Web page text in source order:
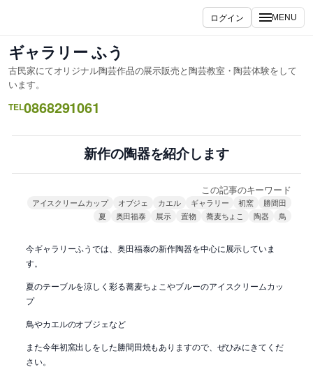
ス
キ
ッ
プ
ログイン MENU
ギャラリー ふう
古民家にてオリジナル陶芸作品の展示販売と陶芸教室・陶芸体験をして
います。
TEL0868291061
新作の陶器を紹介します
この記事のキーワード
アイスクリームカップ オブジェ カエル ギャラリー 初窯
勝間田
夏
奥田福泰 展示 置物 蕎麦ちょこ 陶器 鳥
今ギャラリーふうでは、奥田福泰の新作陶器を中心に展示していま
す。
夏のテーブルを涼しく彩る蕎麦ちょこやブルーのアイスクリームカッ
プ
鳥やカエルのオブジェなど
また今年初窯出しをした勝間田焼もありますので、ぜひみにきてくだ
さい。